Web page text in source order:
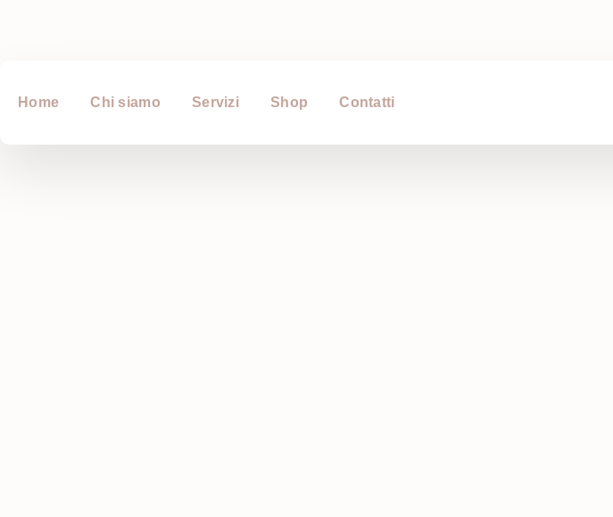
Home Chi siamo Servizi Shop Contatti